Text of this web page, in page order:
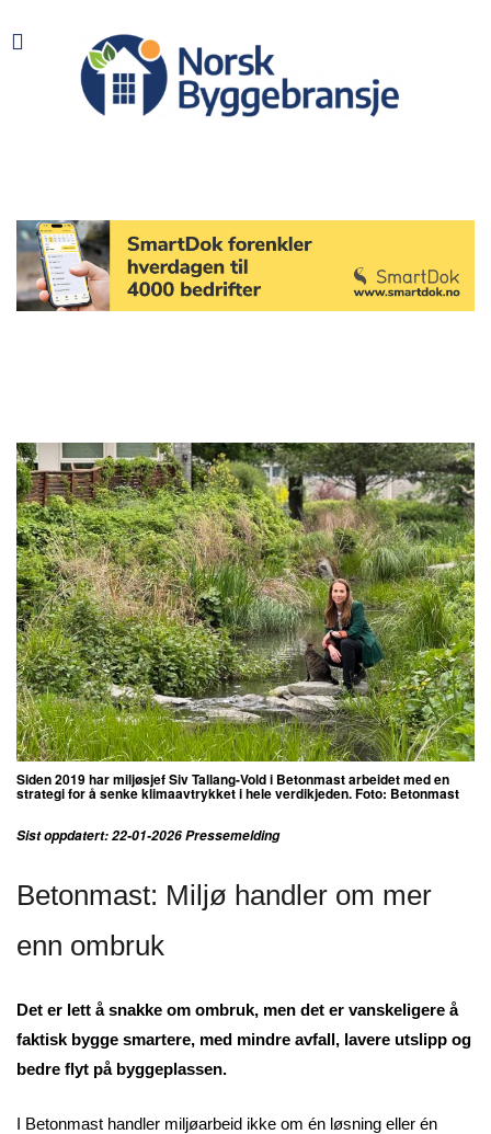
Siden 2019 har miljøsjef Siv Tallang-Vold i Betonmast arbeidet med en
strategi for å senke klimaavtrykket i hele verdikjeden. Foto: Betonmast
Sist oppdatert: 22-01-2026 Pressemelding
Betonmast: Miljø handler om mer
enn ombruk
Det er lett å snakke om ombruk, men det er vanskeligere å
faktisk bygge smartere, med mindre avfall, lavere utslipp og
bedre flyt på byggeplassen.
I Betonmast handler miljøarbeid ikke om én løsning eller én